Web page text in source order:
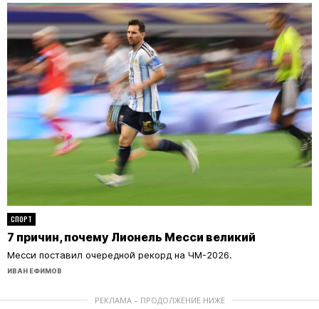
СПОРТ
7 причин, почему Лионель Месси великий
ИВАН ЕФИМОВ
Месси поставил очередной рекорд на ЧМ-2026.
РЕКЛАМА – ПРОДОЛЖЕНИЕ НИЖЕ